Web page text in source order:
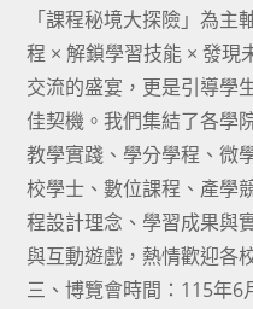
「課程秘境大探險」為
程 × 解鎖學習技能 × 發現
交流的盛宴，更是引導學
佳契機。我們集結了各學
教學實踐、學分學程、微
校學士、數位課程、產學
程設計理念、學習成果與
與互動遊戲，熱情歡迎各
三、博覽會時間：115年6